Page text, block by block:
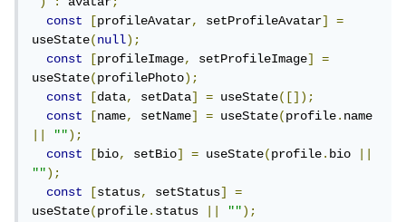
const
[profileAvatar, setProfileAvatar]
=
useState(null);
const
[profileImage, setProfileImage]
=
useState(profilePhoto);
const
[data, setData] = useState([]);
const
[name, setName] = useState(profile.
"");
const
[bio, setBio] = useState(profile.bio
"");
const
[status, setStatus]
=
useState(profile.status "");